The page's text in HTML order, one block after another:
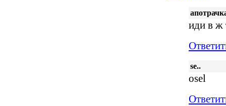
иди в ж
se..
osel